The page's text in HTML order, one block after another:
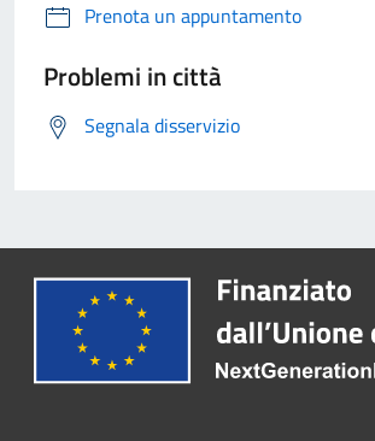
Prenota un appuntamento
Problemi in città
Segnala disservizio